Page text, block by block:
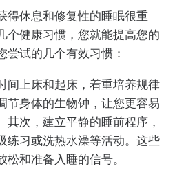
得休息和修复性的睡眠很重
个健康习惯，您就能提高您的
试的几个有效习惯：
间上床和起床，着重培养规律
节身体的生物钟，让您更容易
其次，建立平静的睡前程序，
练习或洗热水澡等活动。这些
和准备入睡的信号。